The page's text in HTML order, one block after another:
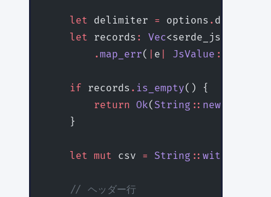
    let
delimiter = options . delimiter
    let
records : Vec<serde_json
        .
map_err( e JsValue ::
    if
records . is_empty() {
        return
Ok( String :: new
    }
    let
mut csv = String ::
    // ヘッダー行